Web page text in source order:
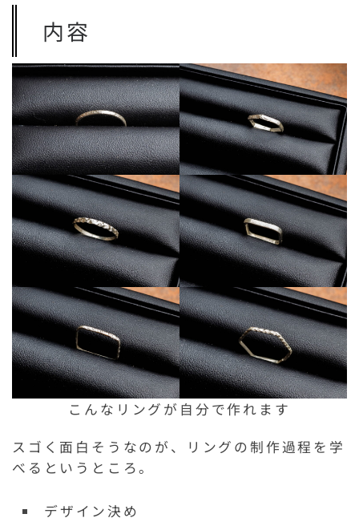
内容
こんなリングが自分で作れます
スゴく面白そうなのが、リングの制作過程を学
べるというところ。
デザイン決め